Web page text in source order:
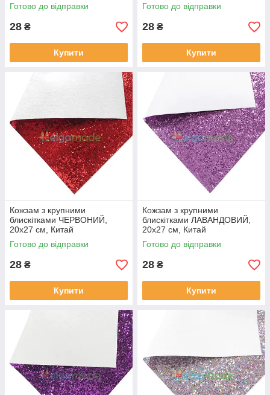
Готово до відправки
28 ₴
Купити
Готово до відправки
28 ₴
Купити
Кожзам з крупними
блискітками ЧЕРВОНИЙ,
20х27 см, Китай
Готово до відправки
28 ₴
Купити
Кожзам з крупними
блискітками ЛАВАНДОВИЙ,
20х27 см, Китай
Готово до відправки
28 ₴
Купити